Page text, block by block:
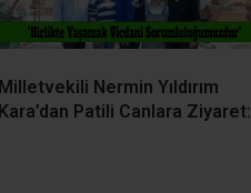
Milletvekili Nermin Yıldırım
Kara’dan Patili Canlara Ziyaret: